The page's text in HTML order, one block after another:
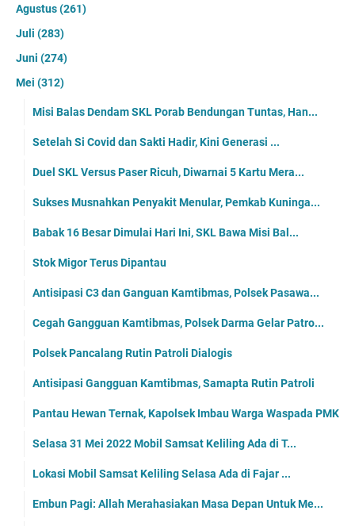
Agustus(261)
Juli (283)
Juni (274)
Mei (312)
Misi Balas Dendam SKL Porab Bendungan Tuntas, Han...
Setelah Si Covid dan Sakti Hadir, Kini Generasi ...
Duel SKL Versus Paser Ricuh, Diwarnai 5 Kartu Mera...
Sukses Musnahkan Penyakit Menular, Pemkab Kuninga...
Babak 16 Besar Dimulai Hari Ini, SKL Bawa Misi Bal...
Stok Migor Terus Dipantau
Antisipasi C3 dan Ganguan Kamtibmas, Polsek Pasawa...
Cegah Gangguan Kamtibmas, Polsek Darma Gelar Patro...
Polsek Pancalang Rutin Patroli Dialogis
Antisipasi Gangguan Kamtibmas, Samapta Rutin Patroli
Pantau Hewan Ternak, Kapolsek Imbau Warga Waspada PMK
Selasa 31 Mei 2022 Mobil Samsat Keliling Ada di T...
Lokasi Mobil Samsat Keliling Selasa Ada di Fajar ...
Embun Pagi: Allah Merahasiakan Masa Depan Untuk Me...